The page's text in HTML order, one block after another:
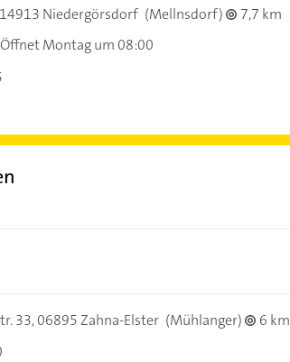
14913 Niedergörsdorf (Mellnsdorf)
7,7 km
Öffnet Montag um 08:00
33,06895 Zahna-Elster (Mühlanger)
6 km